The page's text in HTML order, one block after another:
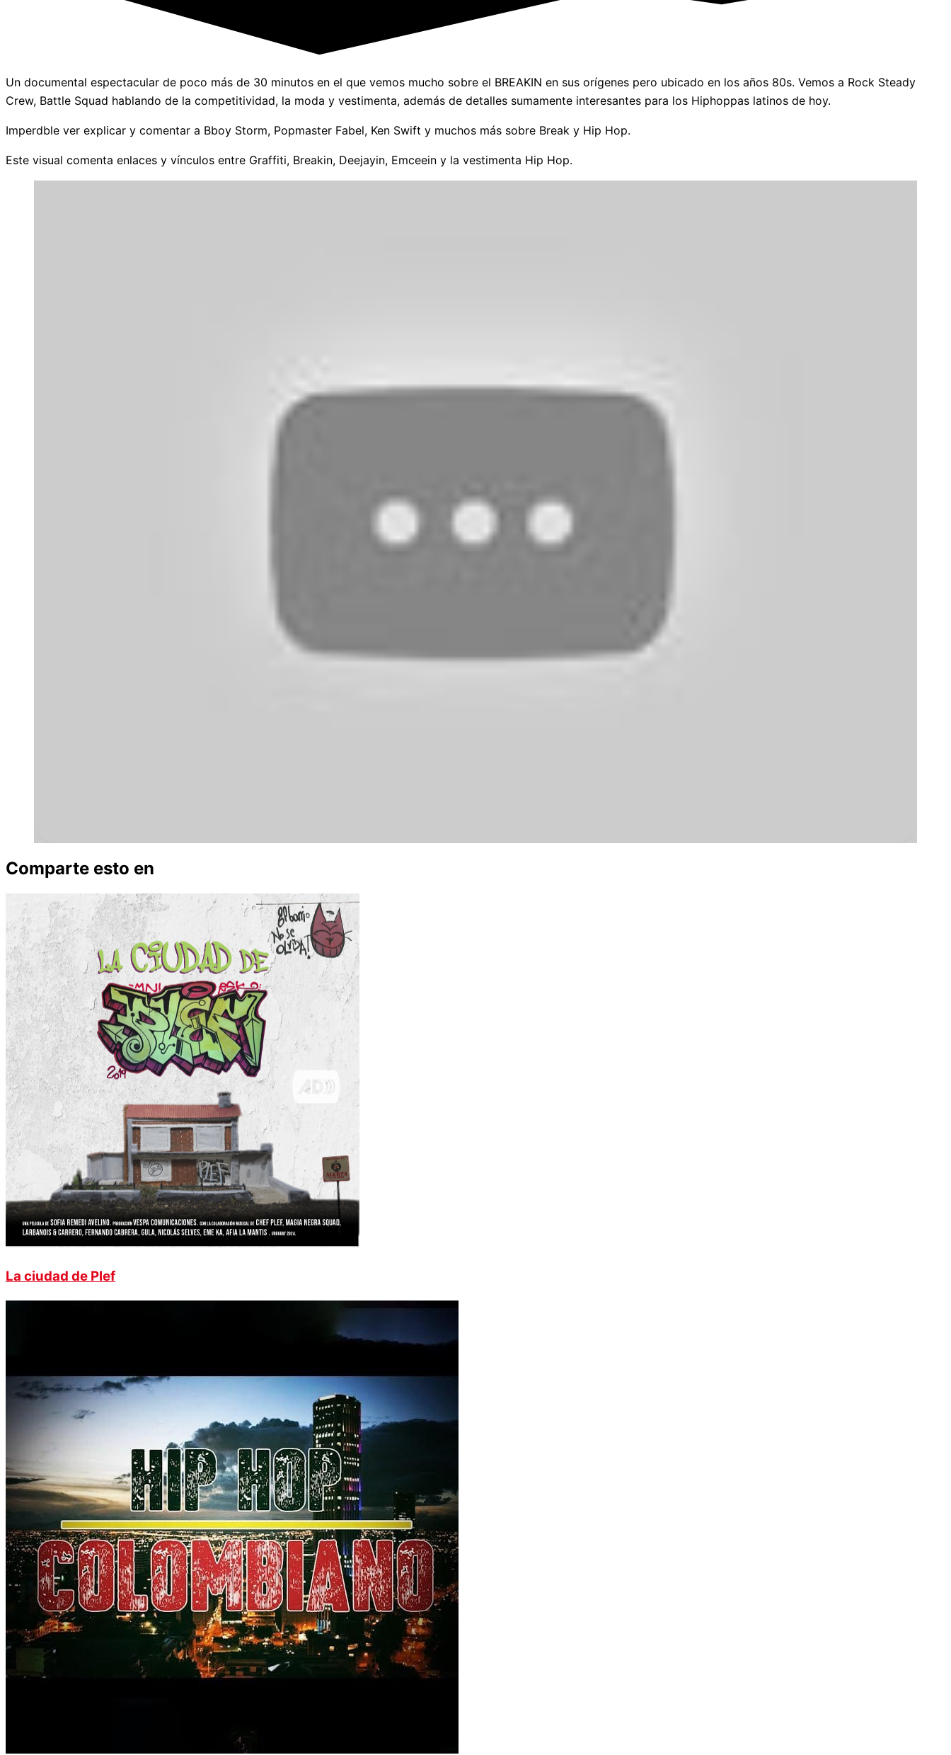
Un documental espectacular de poco más de 30 minutos en el que vemos mucho sobre el BREAKIN en sus orígenes pero ubicado en los años 80s. Vemos a Rock Steady
Crew, Battle Squad hablando de la competitividad, la moda y vestimenta, además de detalles sumamente interesantes para los Hiphoppas latinos de hoy.
Imperdble ver explicar y comentar a Bboy Storm, Popmaster Fabel, Ken Swift y muchos más sobre Break y Hip Hop.
Este visual comenta enlaces y vínculos entre Graffiti, Breakin, Deejayin, Emceein y la vestimenta Hip Hop.
Comparte esto en
La ciudad de Plef